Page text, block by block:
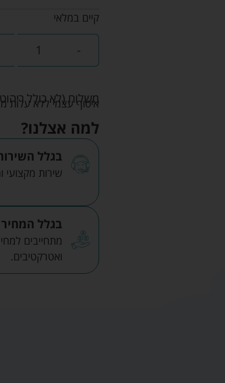
קיים במלאי
-
משלוח (לא כולל
איסוף עצמי ללא עלות מרחוב הדקלים
למה אצלנו?
בגלל
שירות מקצועי
בגלל המחיר
מתחייבים
ואטרקטיבים.